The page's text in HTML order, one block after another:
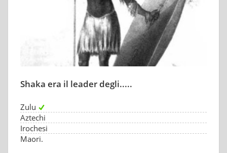
Shaka era il leader degli.....
Zulu
Aztechi
Irochesi
Maori.